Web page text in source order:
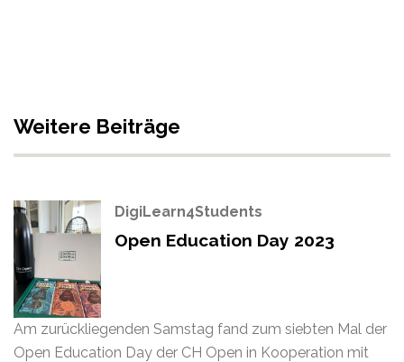
Weitere Beiträge
DigiLearn4Students
Open Education Day 2023
Am zurückliegenden Samstag fand zum siebten Mal der
Open Education Day der CH Open in Kooperation mit